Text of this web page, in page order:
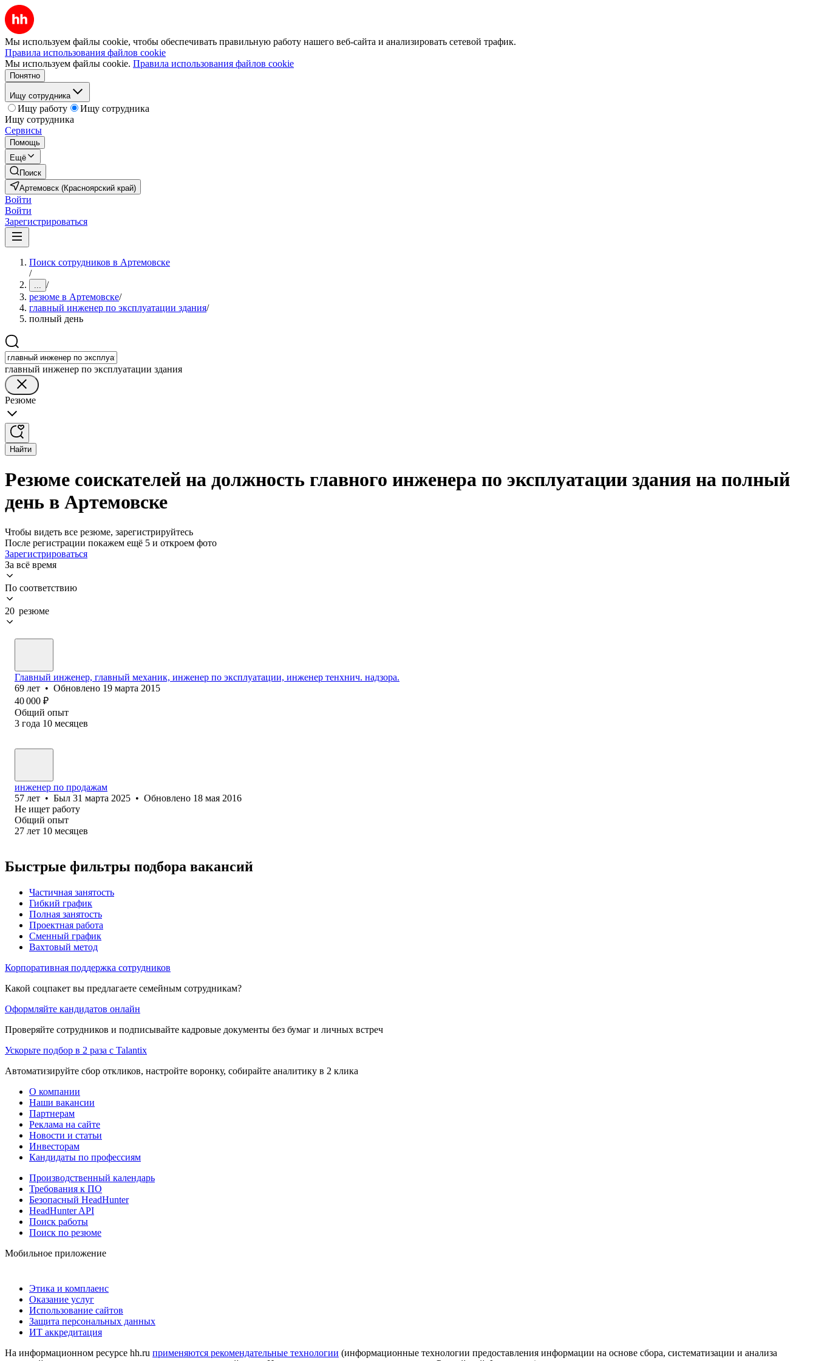
Мы используем файлы cookie, чтобы обеспечивать правильную работу нашего веб-сайта и анализировать сетевой трафик.
Правила использования файлов cookie
Мы используем файлы cookie. Правила использования файлов cookie
Понятно
Ищу сотрудника
Ищу работу
Ищу сотрудника
Ищу сотрудника
Сервисы
Помощь
Ещё
Поиск
Артемовск (Красноярский край)
Войти
Войти
Зарегистрироваться
Поиск сотрудников в Артемовске
/
... /
резюме в Артемовске/
главный инженер по эксплуатации здания/
полный день
главный инженер по эксплуатации здания
Резюме
Найти
Резюме соискателей на должность главного инженера по эксплуатации здания на полный
день в Артемовске
Чтобы видеть все резюме, зарегистрируйтесь
После регистрации покажем ещё 5 и откроем фото
Зарегистрироваться
За всё время
По соответствию
20 резюме
Главный инженер, главный механик, инженер по эксплуатации, инженер тенхнич. надзора.
69 лет • Обновлено 19 марта 2015
40 000 ₽
Общий опыт
3 года 10 месяцев
инженер по продажам
57 лет • Был 31 марта 2025 • Обновлено 18 мая 2016
Не ищет работу
Общий опыт
27 лет 10 месяцев
Быстрые фильтры подбора вакансий
Частичная занятость
Гибкий график
Полная занятость
Проектная работа
Сменный график
Вахтовый метод
Корпоративная поддержка сотрудников
Какой соцпакет вы предлагаете семейным сотрудникам?
Оформляйте кандидатов онлайн
Проверяйте сотрудников и подписывайте кадровые документы без бумаг и личных встреч
Ускорьте подбор в 2 раза с Talantix
Автоматизируйте сбор откликов, настройте воронку, собирайте аналитику в 2 клика
О компании
Наши вакансии
Партнерам
Реклама на сайте
Новости и статьи
Инвесторам
Кандидаты по профессиям
Производственный календарь
Требования к ПО
Безопасный HeadHunter
HeadHunter API
Поиск работы
Поиск по резюме
Мобильное приложение
Этика и комплаенс
Оказание услуг
Использование сайтов
Защита персональных данных
ИТ аккредитация
На информационном ресурсе hh.ru применяются рекомендательные технологии (информационные технологии предоставления информации на основе сбора, систематизации и анализа